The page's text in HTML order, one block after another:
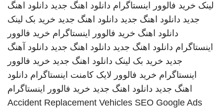
لینک خرید فالوور اینستاگرام دانلود اهنگ جدید دانلود اهنگ
جدید دانلود اهنگ جدید دانلود اهنگ جدید خرید بک لینک
دانلود اهنگ خرید فالوور اینستاگرام خرید فالوور
اینستاگرام دانلود اهنگ جدید دانلود اهنگ جدید دانلود آهنگ
جدید خرید بک لینک دانلود اهنگ جدید خرید فالوور
اینستاگرام خرید فالوور لایک کامنت اینستاگرام دانلود
اهنگ جدید دانلود اهنگ جدید خرید فالوور اینستاگرام
Accident Replacement Vehicles SEO Google Ads